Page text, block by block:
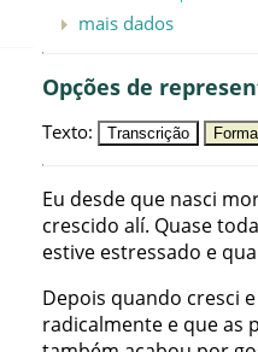
mais dados
Opções de
Texto: Transcrição
Eu desde que nasci
crescido alí. Quase
estive estressado e
Depois quando cresci e
radicalmente e queas